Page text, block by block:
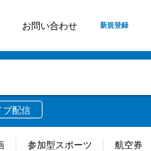
お問い合わせ 新規登録
ブ配信
参加型スポーツ 航空券